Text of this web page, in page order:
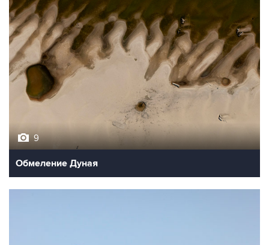
9
Обмеление Дуная